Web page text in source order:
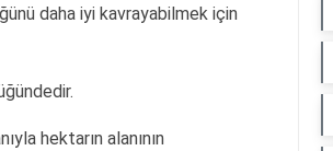
daha iyi kavrayabilmek için
hektarın alanının